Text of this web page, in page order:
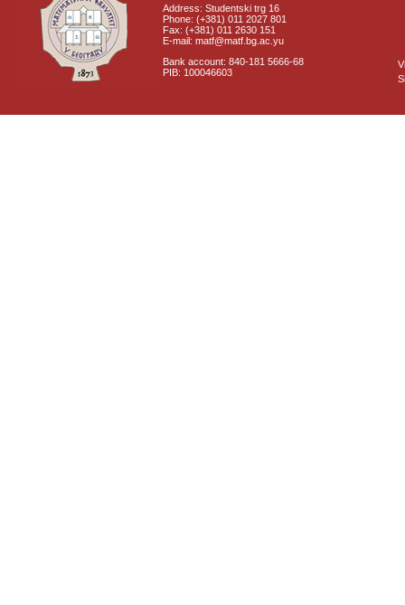
Address: Studentski trg 16
Phone: (+381) 011 2027 801
Fax: (+381) 011 2630 151
E-mail: matf@matf.bg.ac.yu
Bank account: 840-181 5666-68
PIB: 100046603